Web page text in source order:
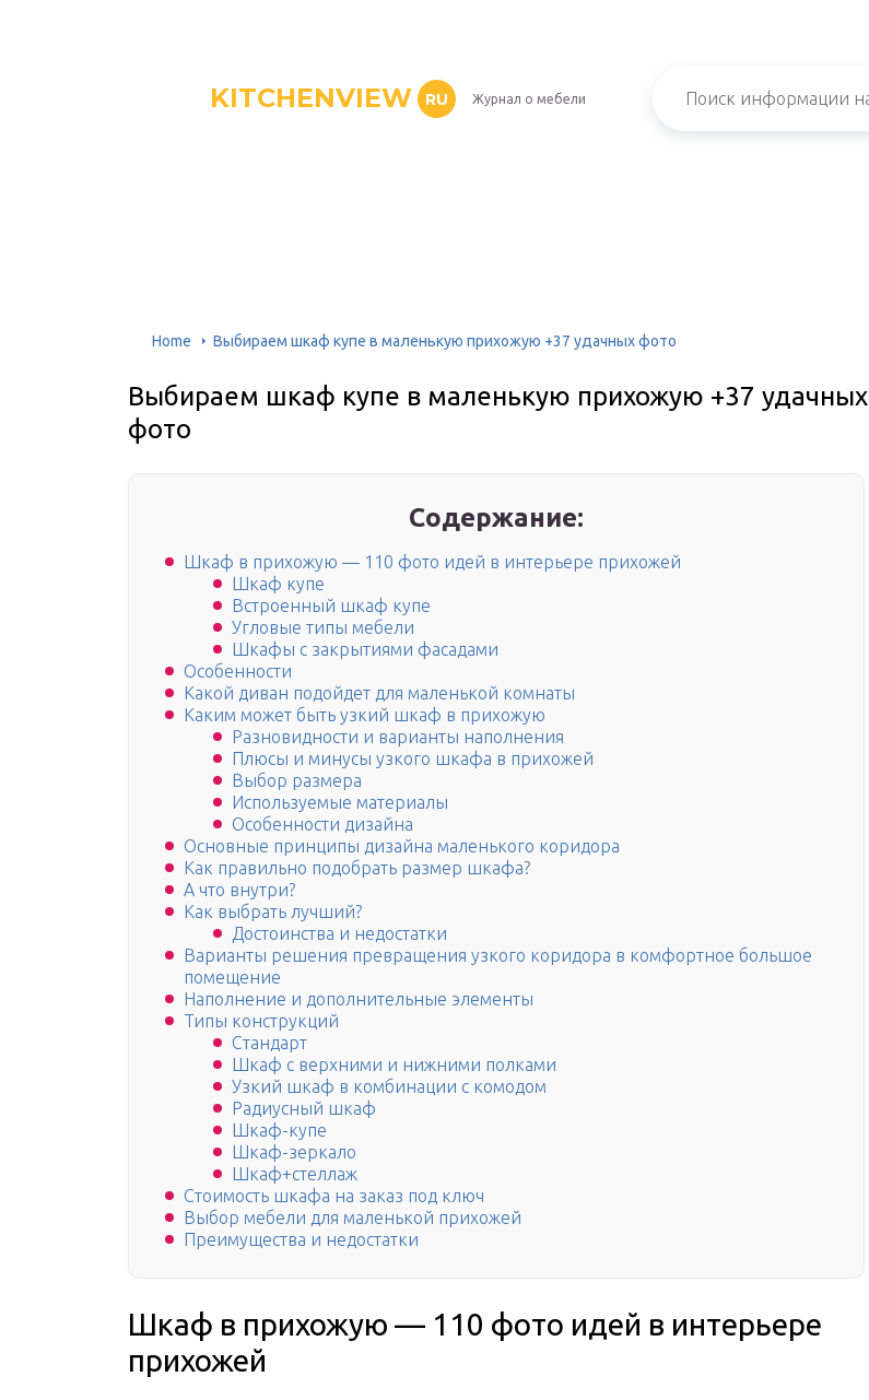
KITCHENVIEW RU Журнал о мебели
Home Выбираем шкаф купе в маленькую прихожую +37 удачных фото
Выбираем шкаф купе в маленькую прихожую +37 удачных
фото
Содержание:
Шкаф в прихожую — 110 фото идей в интерьере прихожей
Шкаф купе
Встроенный шкаф купе
Угловые типы мебели
Шкафы с закрытиями фасадами
Особенности
Какой диван подойдет для маленькой комнаты
Каким может быть узкий шкаф в прихожую
Разновидности и варианты наполнения
Плюсы и минусы узкого шкафа в прихожей
Выбор размера
Используемые материалы
Особенности дизайна
Основные принципы дизайна маленького коридора
Как правильно подобрать размер шкафа?
А что внутри?
Как выбрать лучший?
Достоинства и недостатки
Варианты решения превращения узкого коридора в комфортное большое
помещение
Наполнение и дополнительные элементы
Типы конструкций
Стандарт
Шкаф с верхними и нижними полками
Узкий шкаф в комбинации с комодом
Радиусный шкаф
Шкаф-купе
Шкаф-зеркало
Шкаф+стеллаж
Стоимость шкафа на заказ под ключ
Выбор мебели для маленькой прихожей
Преимущества и недостатки
Шкаф в прихожую — 110 фото идей в интерьере
прихожей